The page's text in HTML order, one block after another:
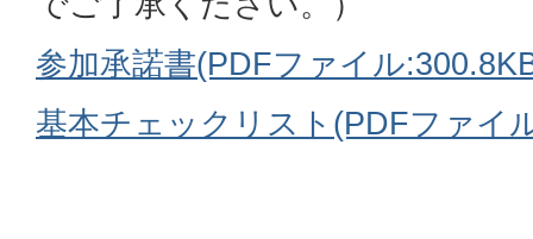
参加承諾書(PDFファイル
基本チェックリスト(PDFファイ